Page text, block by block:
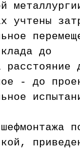
до
- до
по